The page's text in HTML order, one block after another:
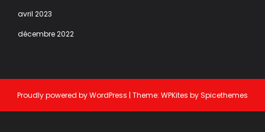
avril 2023
décembre 2022
Proudly powered byWordPress | Theme: WPKites bySpicethemes